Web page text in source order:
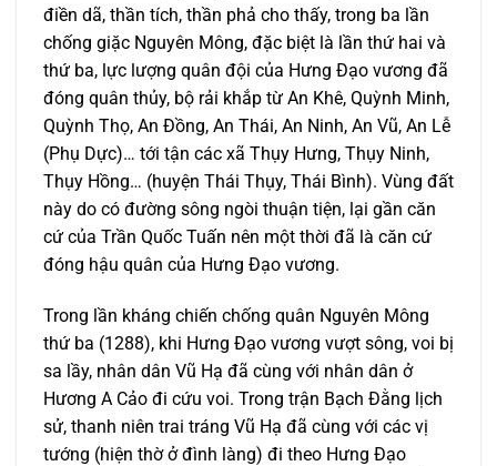
điền dã, thần tích, thần phả cho thấy, trong ba lần
chống giặc Nguyên Mông, đặc biệt là lần thứ hai và
thứ ba, lực lượng quân đội của Hưng Đạo vương đã
đóng quân thủy, bộ rải khắp từ An Khê, Quỳnh Minh,
Quỳnh Thọ, An Đồng, An Thái, An Ninh, An Vũ, An Lễ
(Phụ Dực)… tới tận các xã Thụy Hưng, Thụy Ninh,
Thụy Hồng… (huyện Thái Thụy, Thái Bình). Vùng đất
này do có đường sông ngòi thuận tiện, lại gần căn
cứ của Trần Quốc Tuấn nên một thời đã là căn cứ
đóng hậu quân của Hưng Đạo vương.
Trong lần kháng chiến chống quân Nguyên Mông
thứ ba (1288), khi Hưng Đạo vương vượt sông, voi bị
sa lầy, nhân dân Vũ Hạ đã cùng với nhân dân ở
Hương A Cảo đi cứu voi. Trong trận Bạch Đằng lịch
sử, thanh niên trai tráng Vũ Hạ đã cùng với các vị
tướng (hiện thờ ở đình làng) đi theo Hưng Đạo